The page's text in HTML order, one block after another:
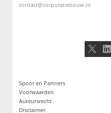
contact@corporatiebouw.nl
X
Spoor en Partners
Voorwaarden
Auteursrecht
Disclaimer